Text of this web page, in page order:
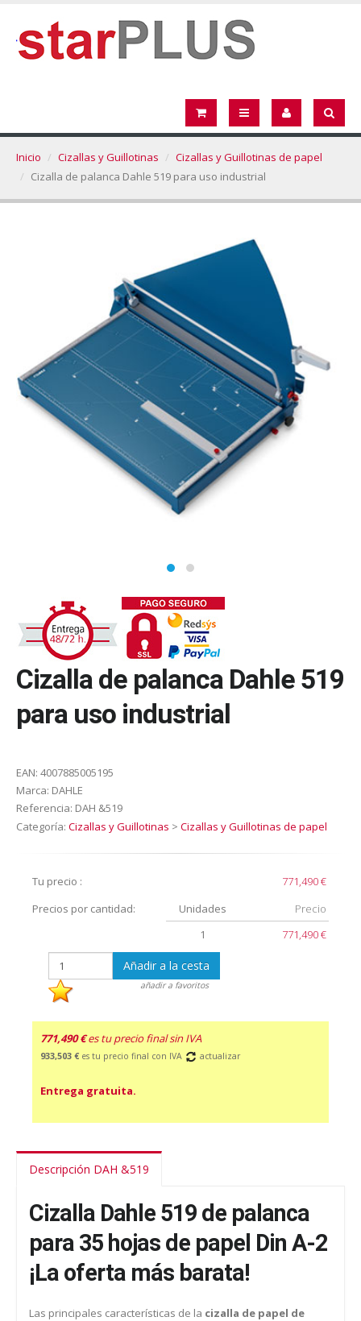
Inicio Cizallas y Guillotinas
Cizallas y Guillotinas de papel
Cizalla de palanca Dahle 519 para uso industrial
Cizalla de palanca Dahle 519
para uso industrial
EAN: 4007885005195
Marca: DAHLE
Referencia: DAH &519
Categoría: Cizallas y Guillotinas > Cizallas y Guillotinas de papel
Tu precio :
771,490 €
Precios por cantidad:
Unidades
Precio
1
771,490 €
Añadir a la cesta
añadir a favoritos
771,490 € es tu precio final sin IVA
933,503 € es tu precio final con IVA actualizar
Entrega gratuita.
Descripción DAH &519
Cizalla Dahle 519 de palanca
para 35 hojas de papel Din A-2
¡La oferta más barata!
Las principales características de la cizalla de papel de